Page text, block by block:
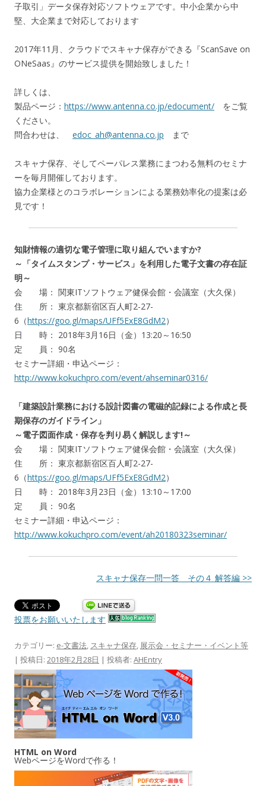
子取引」データ保存対応ソフトウェアです。中小企業から中
堅、大企業まで対応しております
2017年11月、クラウドでスキャナ保存ができる『ScanSave on
ONeSaas』のサービス提供を開始致しました！
詳しくは、
製品ページ： https://www.antenna.co.jp/edocument/ をご覧
ください。
問合わせは、 edoc_ah@antenna.co.jp まで
スキャナ保存、そしてペーパレス業務にまつわる無料のセミナ
ーを毎月開催しております。
協力企業様とのコラボレーションによる業務効率化の提案は必
見です！
知財情報の適切な電子管理に取り組んでいますか?
～「タイムスタンプ・サービス」を利用した電子文書の存在証
明～
会 場： 関東ITソフトウェア健保会館・会議室（大久保）
住 所： 東京都新宿区百人町2-27-
6（https://goo.gl/maps/UFf5ExE8GdM2）
日 時： 2018年3月16日（金）13:20～16:50
定 員： 90名
セミナー詳細・申込ページ：
http://www.kokuchpro.com/event/ahseminar0316/
「建築設計業務における設計図書の電磁的記録による作成と長
期保存のガイドライン」
～電子図面作成・保存を判り易く解説します!～
会 場： 関東ITソフトウェア健保会館・会議室（大久保）
住 所： 東京都新宿区百人町2-27-
6（https://goo.gl/maps/UFf5ExE8GdM2）
日 時： 2018年3月23日（金）13:10～17:00
定 員： 90名
セミナー詳細・申込ページ：
http://www.kokuchpro.com/event/ah20180323seminar/
スキャナ保存一問一答 その４ 解答編 >>
投票をお願いいたします
カテゴリー: e-文書法, スキャナ保存, 展示会・セミナー・イベント等
| 投稿日: 2018年2月28日 | 投稿者: AHEntry
HTML on Word
WebページをWordで作る！